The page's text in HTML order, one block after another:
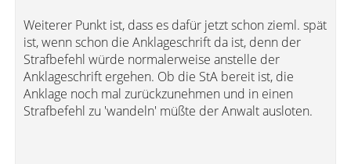
Weiterer Punkt ist, dass es dafür jetzt schon zieml. spät
ist, wenn schon die Anklageschrift da ist, denn der
Strafbefehl würde normalerweise anstelle der
Anklageschrift ergehen. Ob die StA bereit ist, die
Anklage noch mal zurückzunehmen und in einen
Strafbefehl zu 'wandeln' müßte der Anwalt ausloten.